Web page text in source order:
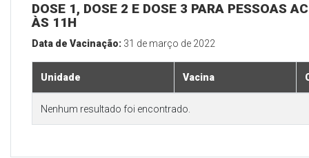
DOSE 1, DOSE 2 E DOSE 3 PARA PESSOAS
ÀS 11H
Data de Vacinação: 31 de março de 2022
Unidade Vacina
Nenhum resultado foi encontrado.